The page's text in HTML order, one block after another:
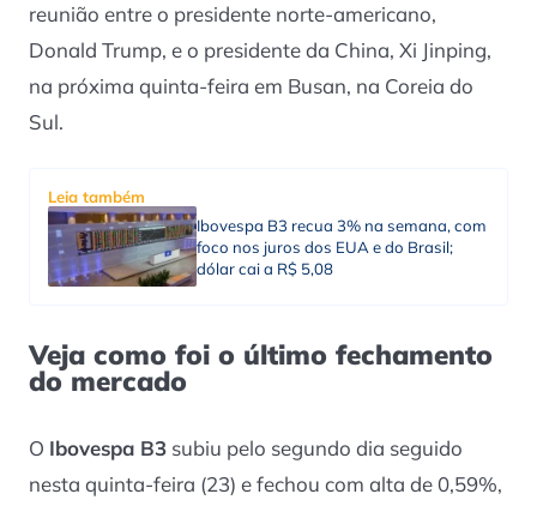
reunião entre o presidente norte-americano,
Donald Trump, e o presidente da China, Xi Jinping,
na próxima quinta-feira em Busan, na Coreia do
Sul.
Leia também
Ibovespa B3 recua 3% na semana, com
foco nos juros dos EUA e do Brasil;
dólar cai a R$ 5,08
Veja como foi o último fechamento
do mercado
O Ibovespa B3 subiu pelo segundo dia seguido
nesta quinta-feira (23) e fechou com alta de 0,59%,